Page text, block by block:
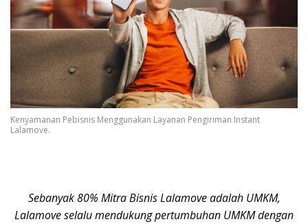
Kenyamanan Pebisnis Menggunakan Layanan Pengiriman Instant
Lalamove.
Sebanyak 80% Mitra Bisnis Lalamove adalah UMKM,
Lalamove selalu mendukung pertumbuhan UMKM dengan